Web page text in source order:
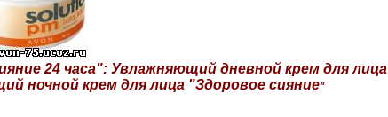
24 часа": Увлажняющий дневной крем для лица
ночной крем для лица "Здоровое сияние"